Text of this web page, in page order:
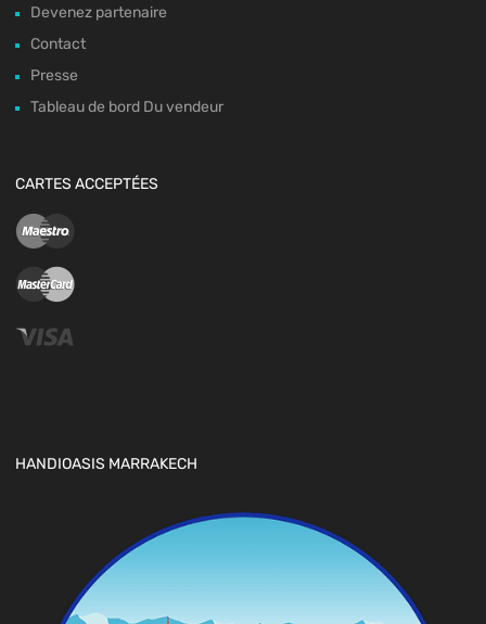
Devenez partenaire
Contact
Presse
Tableau de bord Du vendeur
CARTES ACCEPTÉES
HANDIOASIS MARRAKECH